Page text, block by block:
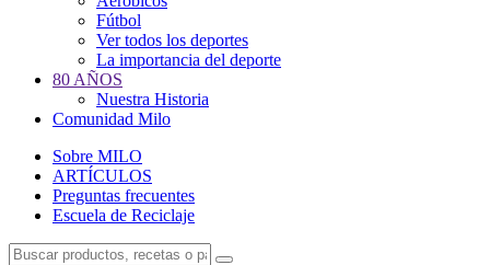
Fútbol
Ver todos los deportes
La importancia del deporte
80 AÑOS
Nuestra Historia
Comunidad Milo
Sobre MILO
ARTÍCULOS
Preguntas frecuentes
Escuela de Reciclaje